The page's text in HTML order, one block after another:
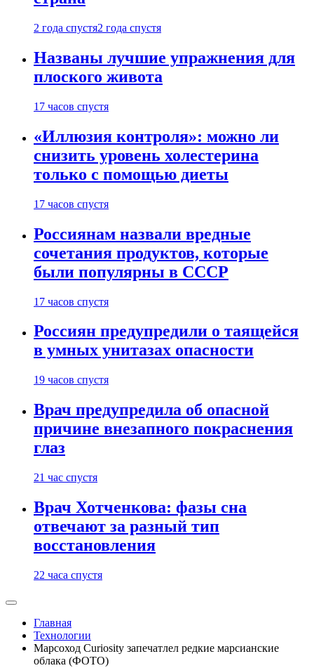
2 года спустя2 года спустя
Названы лучшие упражнения для
плоского живота
17 часов спустя
«Иллюзия контроля»: можно ли
снизить уровень холестерина
только с помощью диеты
17 часов спустя
Россиянам назвали вредные
сочетания продуктов, которые
были популярны в СССР
17 часов спустя
Россиян предупредили о таящейся
в умных унитазах опасности
19 часов спустя
Врач предупредила об опасной
причине внезапного покраснения
глаз
21 час спустя
Врач Хотченкова: фазы сна
отвечают за разный тип
восстановления
22 часа спустя
Главная
Технологии
Марсоход Curiosity запечатлел редкие марсианские
облака (ФОТО)